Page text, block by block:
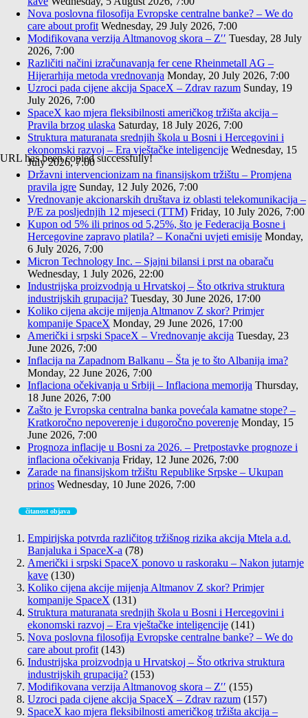
URL has been copied successfully!
Nova poslovna filosofija Evropske centralne banke? – We do
care about profit Wednesday, 29 July 2026, 7:00
Modifikovana verzija Altmanovog skora – Z′′ Tuesday, 28 July
2026, 7:00
Različiti načini izračunavanja fer cene Rheinmetall AG –
Hijerarhija metoda vrednovanja Monday, 20 July 2026, 7:00
Uzroci pada cijene akcija SpaceX – Zdrav razum Sunday, 19
July 2026, 7:00
SpaceX kao mjera fleksibilnosti američkog tržišta akcija –
Pravila brzog ulaska Saturday, 18 July 2026, 7:00
Struktura maturanata srednjih škola u Bosni i Hercegovini i
ekonomski razvoj – Era vještačke inteligencije Wednesday, 15
July 2026, 7:00
Državni intervencionizam na finansijskom tržištu – Promjena
pravila igre Sunday, 12 July 2026, 7:00
Vrednovanje akcionarskih društava iz oblasti telekomunikacija –
P/E za posljednjih 12 mjeseci (TTM) Friday, 10 July 2026, 7:00
Kupon od 5% ili prinos od 5,25%, što je Federacija Bosne i
Hercegovine zapravo platila? – Konačni uvjeti emisije Monday,
6 July 2026, 7:00
Micron Technology Inc. – Sjajni bilansi i prst na obaraču
Wednesday, 1 July 2026, 22:00
Industrijska proizvodnja u Hrvatskoj – Što otkriva struktura
industrijskih grupacija? Tuesday, 30 June 2026, 17:00
Koliko cijena akcije mijenja Altmanov Z skor? Primjer
kompanije SpaceX Monday, 29 June 2026, 17:00
Američki i srpski SpaceX – Vrednovanje akcija Tuesday, 23
June 2026, 7:00
Inflacija na Zapadnom Balkanu – Šta je to što Albanija ima?
Monday, 22 June 2026, 7:00
Inflaciona očekivanja u Srbiji – Inflaciona memorija Thursday,
18 June 2026, 7:00
Zašto je Evropska centralna banka povećala kamatne stope? –
Kratkoročno nepoverenje i dugoročno poverenje Monday, 15
June 2026, 7:00
Prognoza inflacije u Bosni za 2026. – Pretpostavke prognoze i
inflaciona očekivanja Friday, 12 June 2026, 7:00
Zarade na finansijskom tržištu Republike Srpske – Ukupan
prinos Wednesday, 10 June 2026, 7:00
čitanost objava
Empirijska potvrda različitog tržišnog rizika akcija Mtela a.d.
Banjaluka i SpaceX-a (78)
Američki i srpski SpaceX ponovo u raskoraku – Nakon jutarnje
kave (130)
Koliko cijena akcije mijenja Altmanov Z skor? Primjer
kompanije SpaceX (131)
Struktura maturanata srednjih škola u Bosni i Hercegovini i
ekonomski razvoj – Era vještačke inteligencije (141)
Nova poslovna filosofija Evropske centralne banke? – We do
care about profit (143)
Industrijska proizvodnja u Hrvatskoj – Što otkriva struktura
industrijskih grupacija? (153)
Modifikovana verzija Altmanovog skora – Z′′ (155)
Uzroci pada cijene akcija SpaceX – Zdrav razum (157)
SpaceX kao mjera fleksibilnosti američkog tržišta akcija –